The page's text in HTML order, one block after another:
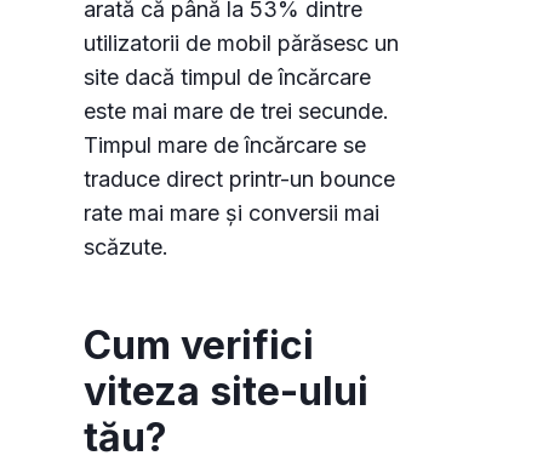
arată că până la 53% dintre
utilizatorii de mobil părăsesc un
site dacă timpul de încărcare
este mai mare de trei secunde.
Timpul mare de încărcare se
traduce direct printr-un bounce
rate mai mare și conversii mai
scăzute.
Cum verifici
viteza site-ului
tău?